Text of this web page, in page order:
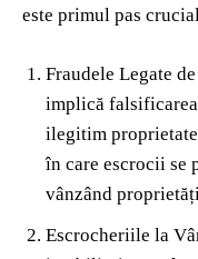
este primul pas
Fraudele Legate
implică
ilegitim
în care escrocii
vânzând
Escrocheriile la